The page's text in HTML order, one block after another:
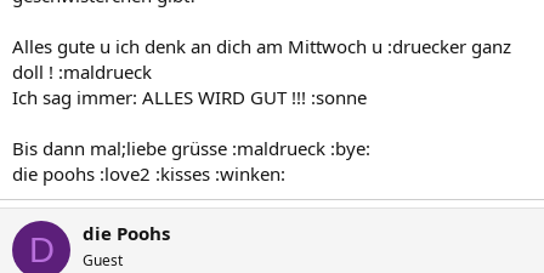
Alles gute u ich denk an dich am Mittwoch u :druecker ganz
doll ! :maldrueck
Ich sag immer: ALLES WIRD GUT !!! :sonne
Bis dann mal;liebe grüsse :maldrueck :bye:
die poohs :love2 :kisses :winken:
D die Poohs
Guest